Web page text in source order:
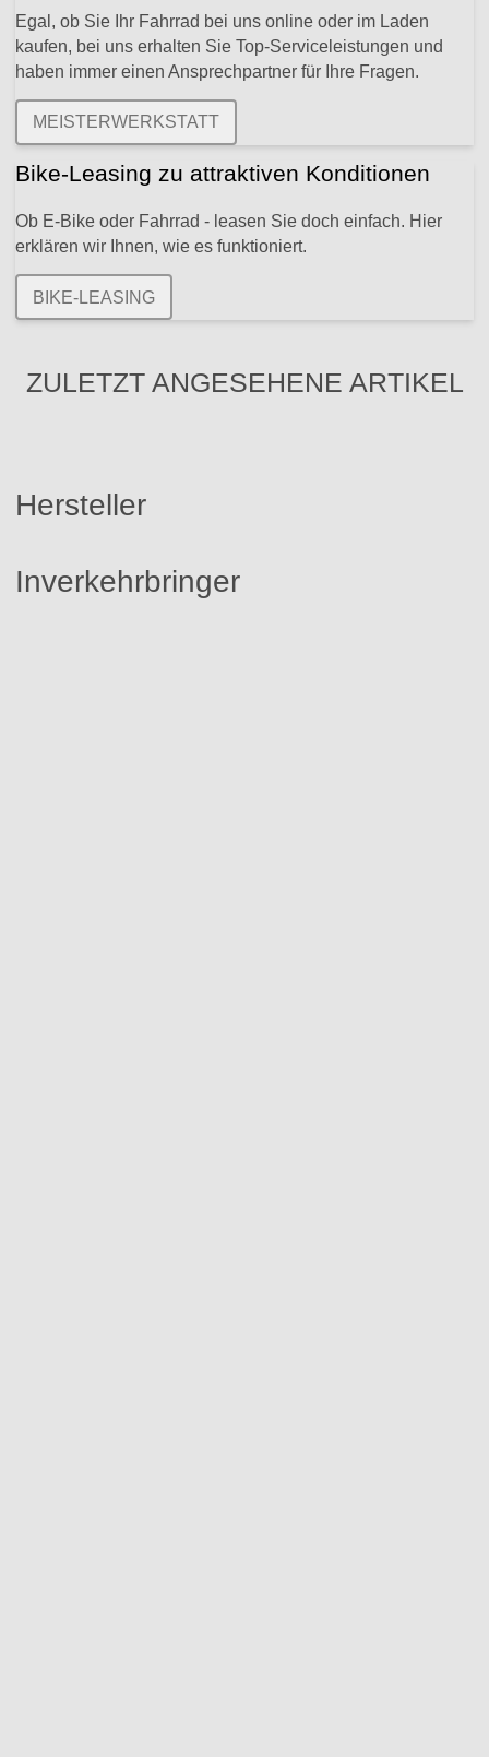
Egal, ob Sie Ihr Fahrrad bei uns online oder im Laden
kaufen, bei uns erhalten Sie Top-Serviceleistungen und
haben immer einen Ansprechpartner für Ihre Fragen.
MEISTERWERKSTATT
Bike-Leasing zu attraktiven Konditionen
Ob E-Bike oder Fahrrad - leasen Sie doch einfach. Hier
erklären wir Ihnen, wie es funktioniert.
BIKE-LEASING
ZULETZT ANGESEHENE ARTIKEL
Hersteller
Inverkehrbringer